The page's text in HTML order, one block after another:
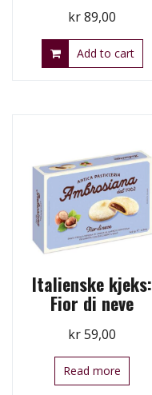
kr89,00
Add to cart
Italienske kjeks:
Fior di neve
kr59,00
Read more